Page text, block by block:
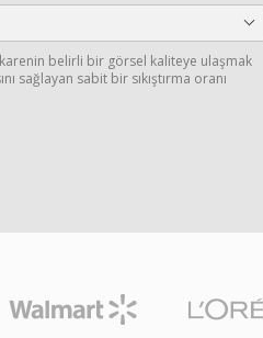
belirli bir görsel kaliteye ulaşmak
sağlayan sabit bir sıkıştırma oranı